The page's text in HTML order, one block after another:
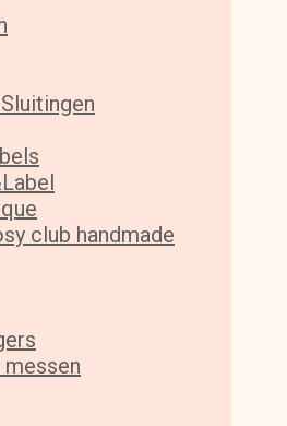
club handmade
messen